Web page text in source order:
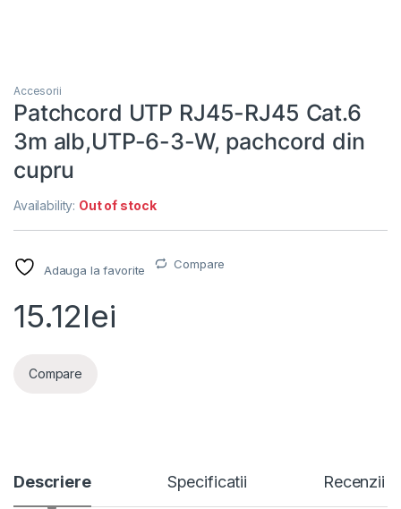
Accesorii
Patchcord UTP RJ45-RJ45 Cat.6
3m alb,UTP-6-3-W, pachcord din
cupru
Availability: Out of stock
Adauga la favorite Compare
15.12lei
Compare
Descriere Specificatii Recenzii